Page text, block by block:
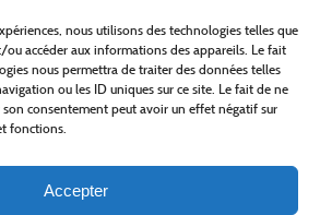
nous utilisons des technologies telles que
ou accéder aux informations des appareils. Le fait
nous permettra de traiter des données telles
ou les ID uniques sur ce site. Le fait de ne
consentement peut avoir un effet négatif sur
fonctions.
Accepter
le fonds européen agricole pour le développement rural
investit dans les zones rurales